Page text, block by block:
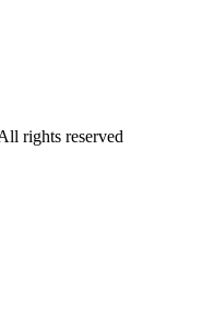
rights reserved